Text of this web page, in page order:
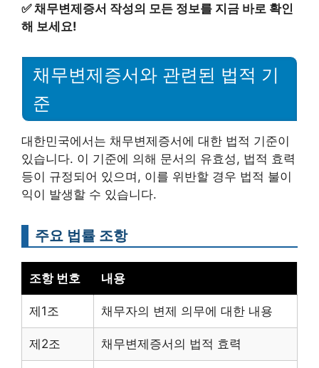
✅채무변제증서 작성의 모든 정보를 지금 바로 확인
해 보세요!
채무변제증서와 관련된 법적 기
준
대한민국에서는 채무변제증서에 대한 법적 기준이
있습니다. 이 기준에 의해 문서의 유효성, 법적 효력
등이 규정되어 있으며, 이를 위반할 경우 법적 불이
익이 발생할 수 있습니다.
주요 법률 조항
조항 번호 내용
제1조 채무자의 변제 의무에 대한 내용
제2조 채무변제증서의 법적 효력